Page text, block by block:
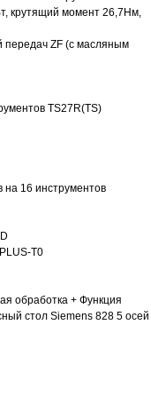
крутящий момент 26,7Нм,
передач ZF (с масляным
TS27R(TS)
на 16 инструментов
T0
обработка + Функция
стол Siemens 828 5 осей
не может позволить